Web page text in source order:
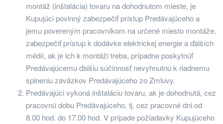
montáž (inštalácia) tovaru na dohodnutom mieste, je
Kupujúci povinný zabezpečiť prístup Predávajúceho a
jemu povereným pracovníkom na určené miesto montáže,
zabezpečiť prístup k dodávke elektrickej energie a ďalších
médií, ak je ich k montáži treba, prípadne poskytnúť
Predávajúcemu ďalšiu súčinnosť nevyhnutnú k riadnemu
splneniu záväzkov Predávajúceho zo Zmluvy.
Predávajúci vykoná inštaláciu tovaru, ak je dohodnutá, cez
pracovnú dobu Predávajúceho, tj. cez pracovné dni od
8.00 hod. do 17.00 hod. V prípade požiadavky Kupujúceho